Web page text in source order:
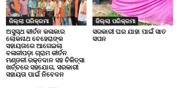
ଜିଲ୍ଲା ପରିକ୍ରମା
ଅସୁସ୍ଥ କୀର୍ତନ କଳାକାର
ଲୋକନାଥ ବେହେରାଙ୍କ
ସହାୟତାରେ ଆଗେଇଲା
ବଳାଜୀପଡ଼ା ଗ୍ରାମ କୀର୍ତନ
ମଣ୍ଡଳୀ ରକ୍ତଦାନ ସହ ଚିକିତ୍ସା
ଖର୍ଚ୍ଚରେ ସହଯୋଗ, ସରକାରୀ
ସହାୟତା ପାଇଁ ନିବେଦନ
ଜିଲ୍ଲା ପରିକ୍ରମା
ସରକାରୀ ଘର ଯାହା ପାଇଁ ସାତ
ସପନ